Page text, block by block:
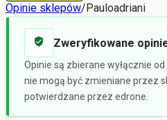
Opinie sklepów/Pauloadriani
Zweryfikowane
Opinie są zbierane wyłącznie
nie mogą być zmieniane przez
potwierdzane przez edrone.